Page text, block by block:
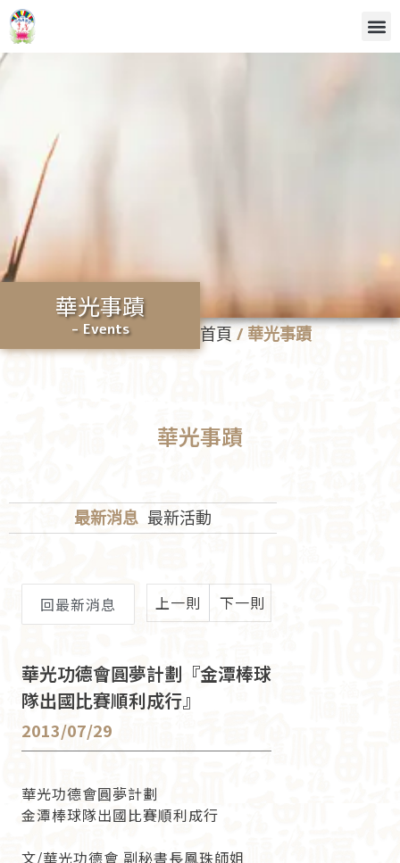
華光事蹟
- Events 首頁 / 華光事蹟
華光事蹟
最新消息 最新活動
回最新消息 上一則 下一則
華光功德會圓夢計劃『金潭棒球
隊出國比賽順利成行』
2013/07/29
華光功德會圓夢計劃
金潭棒球隊出國比賽順利成行
文/華光功德會 副秘書長鳳珠師姐